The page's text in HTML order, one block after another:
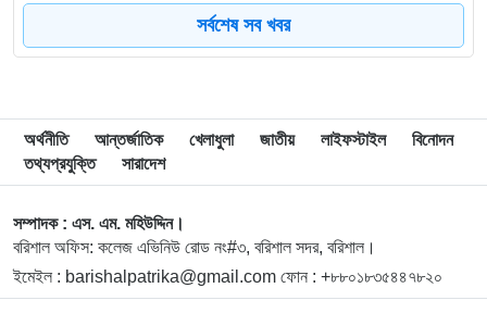
ছাত্রকে দিয়ে এইচএসসির খাতা মূল্যায়নের অভিযাগে শিক্ষক বরখাস্ত
৮
৯
বিএম কলেজে নানা আয়োজনে পালিত হলো জুলাই গণঅভ্যুত্থান
দিবস
বিএম কলেজে “শিবির” ট্যাগ দিয়ে জুলাইয়ের অনুষ্ঠান বন্ধের
অভিযোগ ছাত্রদলের বিরুদ্ধে
১১
সর্বশেষ সব খবর
অর্থনীতি আন্তর্জাতিক খেলাধুলা জাতীয় লাইফস্টাইল
বিনোদন
তথ্যপ্রযুক্তি
সারাদেশ
সম্পাদক : এস. এম. মহিউদ্দিন।
বরিশাল অফিস: কলেজ এভিনিউ রোড নং#৩, বরিশাল সদর, বরিশাল।
ইমেইল : barishalpatrika@gmail.com ফোন : +৮৮০১৮৩৫৪৪৭৮২০